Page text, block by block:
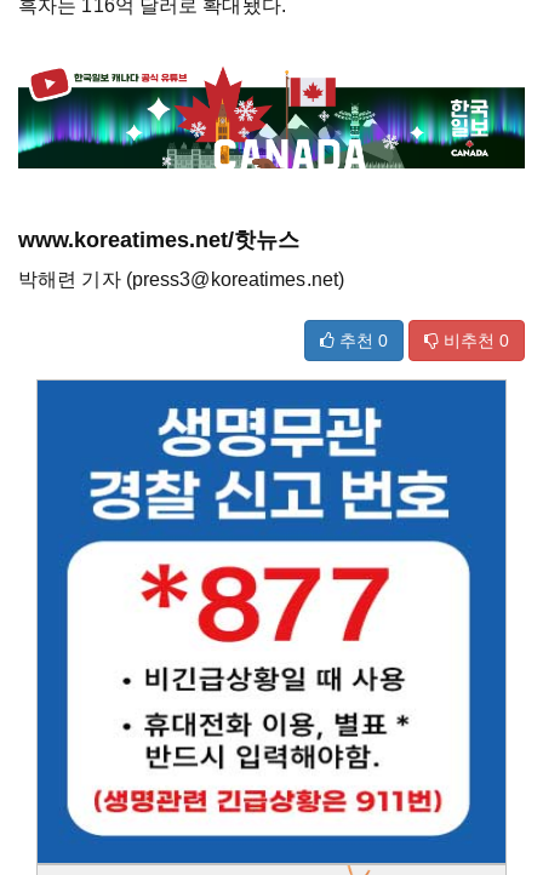
흑자는 116억 달러로 확대됐다.
www.koreatimes.net/핫뉴스
박해련 기자 (press3@koreatimes.net)
추천 0 비추천 0